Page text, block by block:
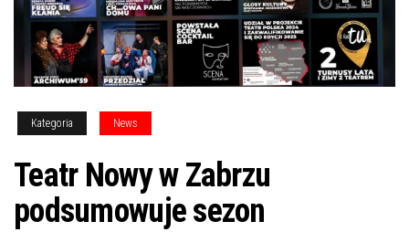
Kategoria News
Teatr Nowy w Zabrzu
podsumowuje sezon